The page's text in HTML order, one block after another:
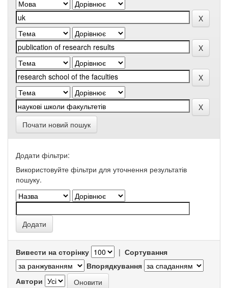
Почати новий пошук
Додати фільтри:
Використовуйте фільтри для уточнення результатів
пошуку.
Вивести на сторінку | Сортування
Впорядкування
Автори